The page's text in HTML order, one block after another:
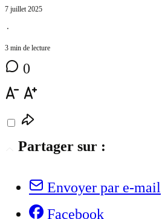
7 juillet 2025
⋅
3 min de lecture
0
Partager sur :
Envoyer par e-mail
Facebook